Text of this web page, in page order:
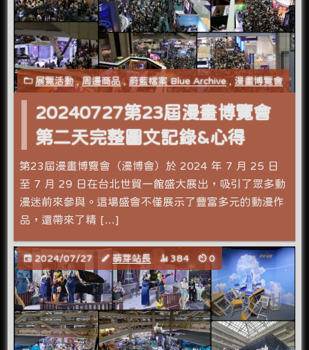
展覽活動,周邊商品, 蔚藍檔案 Blue Archive, 漫畫博覽會
20240727第23屆漫畫博覽會
第二天完整圖文記錄&心得
第23屆漫畫博覽會（漫博會）於 2024 年 7 月 25 日
至 7 月 29 日在台北世貿一館盛大展出，吸引了眾多動
漫迷前來參與。這場盛會不僅展示了豐富多元的動漫作
品，還帶來了精 […]
2024/07/27 萌芽站長 384 0